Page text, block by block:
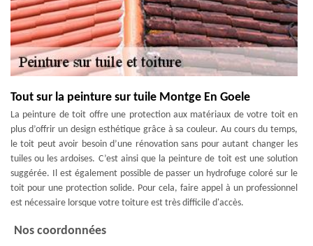
Tout sur la peinture sur tuile Montge En Goele
La peinture de toit offre une protection aux matériaux de votre toit en
plus d’offrir un design esthétique grâce à sa couleur. Au cours du temps,
le toit peut avoir besoin d’une rénovation sans pour autant changer les
tuiles ou les ardoises. C’est ainsi que la peinture de toit est une solution
suggérée. Il est également possible de passer un hydrofuge coloré sur le
toit pour une protection solide. Pour cela, faire appel à un professionnel
est nécessaire lorsque votre toiture est très difficile d'accès.
Nos coordonnées